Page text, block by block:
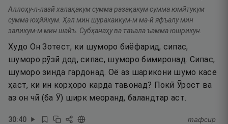
Аллоҳу-л-лазӣ халақакум сумма разақакум сумма юмӣтукум
сумма юҳйӣкум. Ҳал мин шуракаикум-м ма-й яфъалу мин
заликум-м мин шайъ. Субҳанаҳу ва таъала ъамма юшрикун.
Худо Он Зотест, ки шуморо биёфарид, сипас,
шуморо рӯзӣ дод, сипас, шуморо бимиронад. Сипас,
шуморо зинда гардонад. Оё аз шарикони шумо касе
ҳаст, ки ин корҳоро карда тавонад? Покӣ Ӯрост ва
аз он чӣ (ба Ӯ) ширк меоранд, баландтар аст.
30:40 тафсир